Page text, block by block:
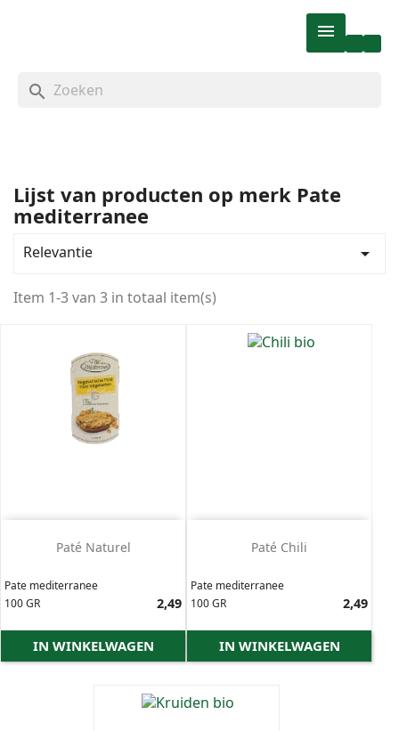

search
Categorieën
Ons assortiment
Glutenvrij
3
Maaltijden
Ontbijt & Lunch
Lijst van producten op merk Pate
mediterranee
Relevantie 
Item 1-3 van 3 in totaal item(s)
Paté Naturel
Pate mediterranee
100 GR
2,49
IN WINKELWAGEN
Paté Chili
Pate mediterranee
100 GR
2,49
IN WINKELWAGEN